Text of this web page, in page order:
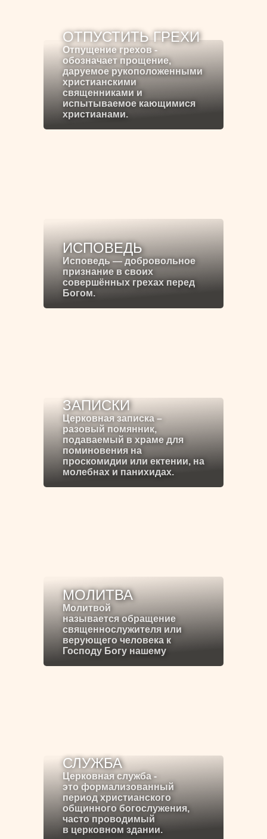
ОТПУСТИТЬ ГРЕХИ
Отпущение грехов -
обозначает прощение,
даруемое рукоположенными
христианскими
священниками и
испытываемое кающимися
христианами.
ИСПОВЕДЬ
Исповедь — добровольное
признание в своих
совершённых грехах перед
Богом.
ЗАПИСКИ
Церковная записка –
разовый помянник,
подаваемый в храме для
поминовения на
проскомидии или ектении, на
молебнах и панихидах.
МОЛИТВА
Молитвой
называется обращение
священнослужителя или
верующего человека к
Господу Богу нашему
СЛУЖБА
Церковная служба -
это формализованный
период христианского
общинного богослужения,
часто проводимый
в церковном здании.